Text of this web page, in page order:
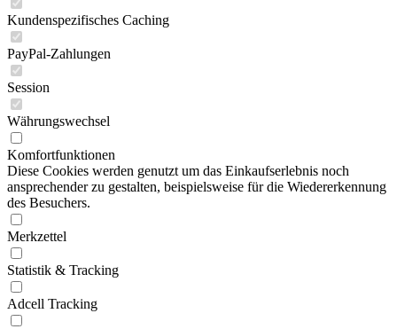
Kundenspezifisches Caching
PayPal-Zahlungen
Session
Währungswechsel
Komfortfunktionen
Diese Cookies werden genutzt um das Einkaufserlebnis noch
ansprechender zu gestalten, beispielsweise für die Wiedererkennung
des Besuchers.
Merkzettel
Statistik & Tracking
Adcell Tracking